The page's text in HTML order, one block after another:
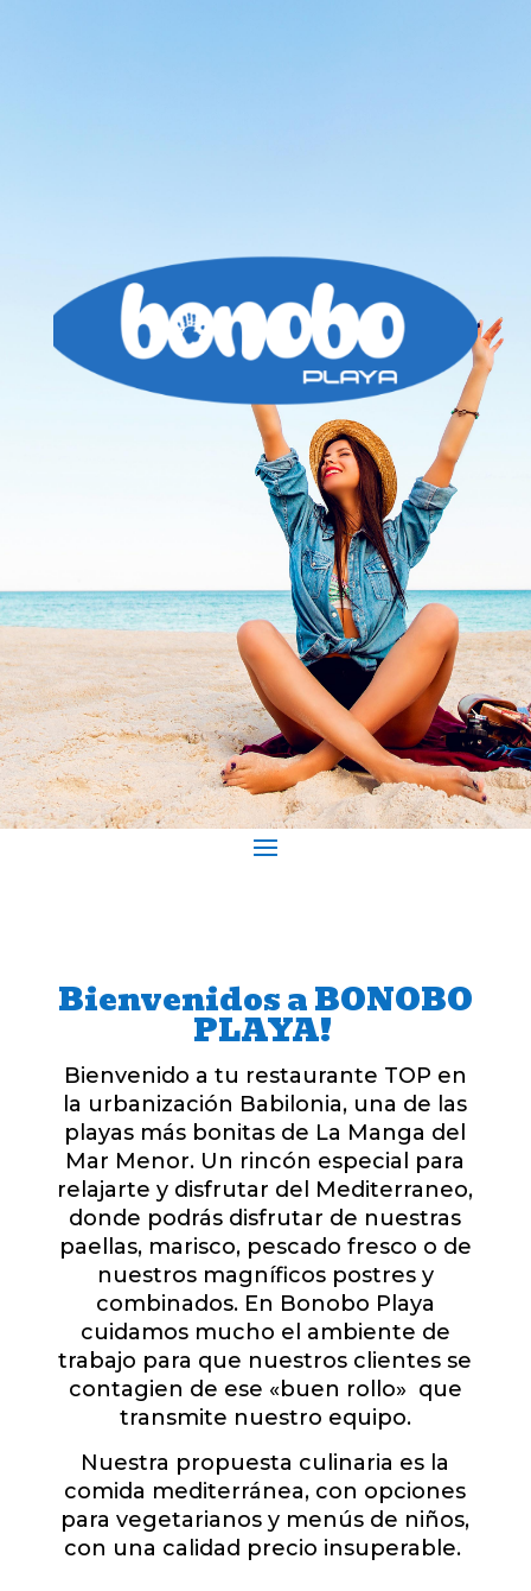
Bienvenidos a BONOBO
PLAYA!
Bienvenido a tu restaurante TOP en
la urbanización Babilonia, una de las
playas más bonitas de La Manga del
Mar Menor. Un rincón especial para
relajarte y disfrutar del Mediterraneo,
donde podrás disfrutar de nuestras
paellas, marisco, pescado fresco o de
nuestros magníficos postres y
combinados. En Bonobo Playa
cuidamos mucho el ambiente de
trabajo para que nuestros clientes se
contagien de ese «buen rollo» que
transmite nuestro equipo.
Nuestra propuesta culinaria es la
comida mediterránea, con opciones
para vegetarianos y menús de niños,
con una calidad precio insuperable.